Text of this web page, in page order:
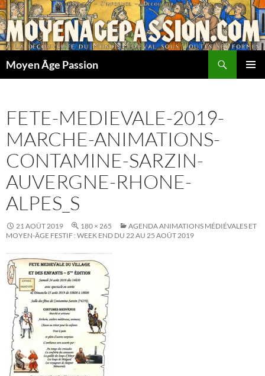
Aller
au
contenu
Moyen Âge Passion
FETE-MEDIEVALE-2019-
MARCHE-ANIMATIONS-
CONTAMINE-SARZIN-
AUVERGNE-RHONE-
ALPES_S
21 AOÛT 2019 180 × 265
AGENDA ANIMATIONS MÉDIÉVALES ET
MOYEN-ÂGE FESTIF : WEEK END DU 22 AU 25 AOÛT 2019